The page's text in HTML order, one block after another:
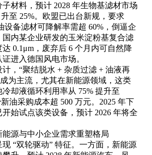
材料，预计 2028 年生物基滤材市场
至 25%。欧盟已出台新规，要求
设备滤材可降解率需超 60%，倒逼企
国内某企业研发的玉米淀粉基复合滤
0.1μm，废弃后 6 个月内可自然降
进入德国风电市场。
，“聚结脱水 + 杂质过滤 + 油液再
为主流，尤其在新能源领域，这类
却液循环利用率从 75% 提升至
油采购成本超 500 万元。2025 年下
始试点该类设备，预计 2026 年将全
能源与中小企业需求重塑格局
“双轮驱动” 特征。一方面，新能源